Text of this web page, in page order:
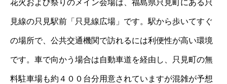
花火および祭りのメイン会場は、福島県只見町にある只
見線の只見駅前「只見線広場」です。駅から歩いてすぐ
の場所で、公共交通機関で訪れるには利便性が高い環境
です。車で向かう場合は自動車道を経由し、只見町の無
料駐車場も約４００台分用意されていますが混雑が予想